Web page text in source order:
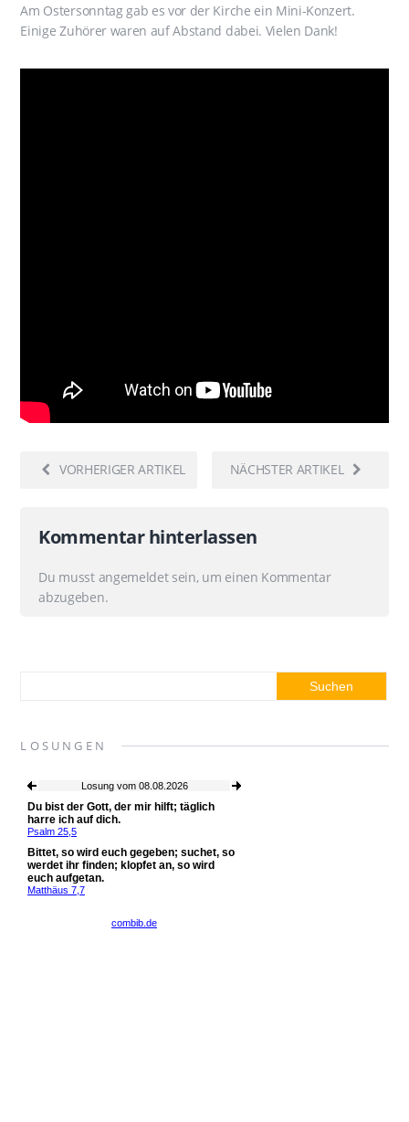
Am Ostersonntag gab es vor der Kirche ein Mini-Konzert.
Einige Zuhörer waren auf Abstand dabei. Vielen Dank!
VORHERIGER ARTIKEL NÄCHSTER ARTIKEL
Kommentar hinterlassen
Du musst angemeldetsein, um einen Kommentar
abzugeben.
LOSUNGEN